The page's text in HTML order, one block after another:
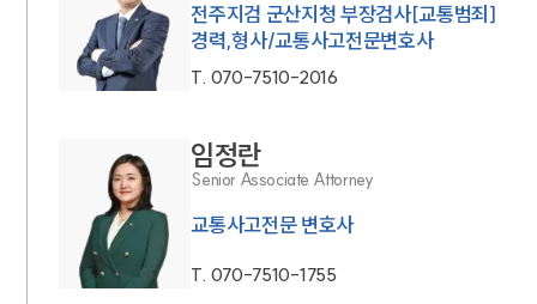
전주지검 군산지청 부장검사[교통범죄]
경력,형사/교통사고전문변호사
T. 070-7510-2016
임정란
Senior Associate Attorney
교통사고전문 변호사
T. 070-7510-1755